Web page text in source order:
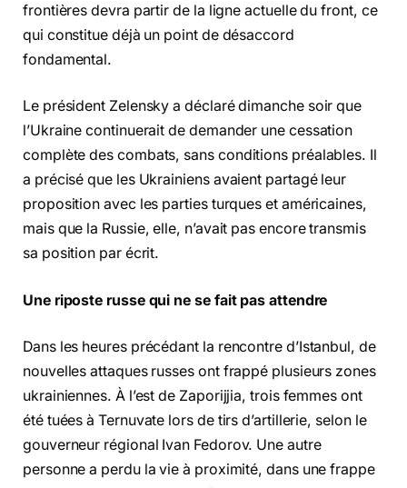
frontières devra partir de la ligne actuelle du front, ce
qui constitue déjà un point de désaccord
fondamental.
Le président Zelensky a déclaré dimanche soir que
l’Ukraine continuerait de demander une cessation
complète des combats, sans conditions préalables. Il
a précisé que les Ukrainiens avaient partagé leur
proposition avec les parties turques et américaines,
mais que la Russie, elle, n’avait pas encore transmis
sa position par écrit.
Une riposte russe qui ne se fait pas attendre
Dans les heures précédant la rencontre d’Istanbul, de
nouvelles attaques russes ont frappé plusieurs zones
ukrainiennes. À l’est de Zaporijjia, trois femmes ont
été tuées à Ternuvate lors de tirs d’artillerie, selon le
gouverneur régional Ivan Fedorov. Une autre
personne a perdu la vie à proximité, dans une frappe